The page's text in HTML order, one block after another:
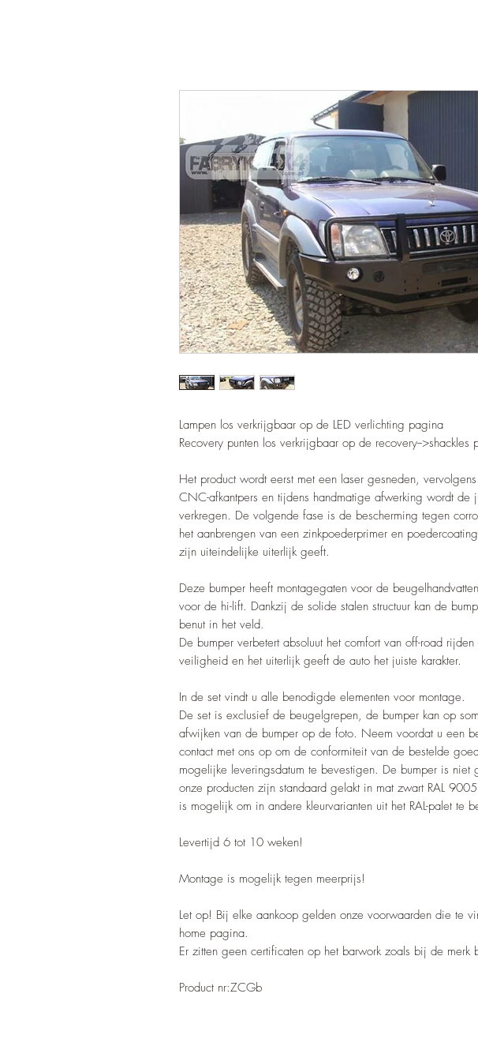
Lampen los verkrijgbaar op de LED verlichting pagina
Recovery punten los verkrijgbaar op de recovery-->shackles
Het product wordt eerst met een laser gesneden,
CNC-afkantpers en tijdens handmatige afwerking wordt de
verkregen. De volgende fase is de bescherming tegen
het aanbrengen van een zinkpoederprimer en
zijn uiteindelijke uiterlijk geeft.
Deze bumper heeft montagegaten voor de
voor de hi-lift. Dankzij de solide stalen structuur kan de
benut in het veld.
De bumper verbetert absoluut het comfort van off-road
veiligheid en het uiterlijk geeft de auto het juiste karakter.
In de set vindt u alle benodigde elementen voor montage.
De set is exclusief de beugelgrepen, de bumper kan op
afwijken van de bumper op de foto. Neem voordat u een
contact met ons op om de conformiteit van de bestelde
mogelijke leveringsdatum te bevestigen. De bumper is niet
onze producten zijn standaard gelakt in mat zwart RAL
is mogelijk om in andere kleurvarianten uit het RAL-palet te
Levertijd 6 tot 10 weken!
Montage is mogelijk tegen meerprijs!
Let op! Bij elke aankoop gelden onze voorwaarden die te
home pagina.
Er zitten geen certificaten op het barwork zoals bij de merk
Product nr:ZCGb